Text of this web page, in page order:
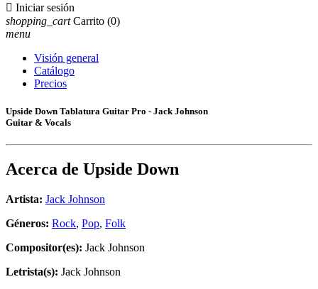
 Iniciar sesión
shopping_cart Carrito (0)
menu
Visión general
Catálogo
Precios
Upside Down Tablatura Guitar Pro - Jack Johnson
Guitar & Vocals
Acerca de Upside Down
Artista: Jack Johnson
Géneros: Rock, Pop, Folk
Compositor(es): Jack Johnson
Letrista(s): Jack Johnson